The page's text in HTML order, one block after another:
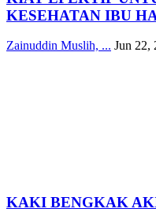
KESEHATAN IBU
Zainuddin Muslih, ... Jun 22,
KAKI BENGKAK